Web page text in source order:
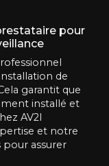
pour
de
garantit que
installé et
AV2I
et notre
pour assurer